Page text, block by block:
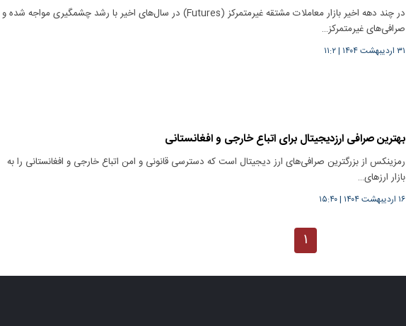
در چند دهه اخیر بازار معاملات مشتقه غیرمتمرکز (Futures) در سال‌های اخیر با رشد چشمگیری مواجه شده و
صرافی‌های غیرمتمرکز…
۳۱ اردیبهشت ۱۴۰۴ |۱۱:۲
بهترین صرافی ارز‌دیجیتال برای اتباع خارجی و افغانستانی
رمزینکس از بزرگترین صرافی‌های ارز دیجیتال است که دسترسی قانونی و امن اتباع خارجی و افغانستانی را به
بازار ارز‌های…
۱۶ اردیبهشت ۱۴۰۴ |۱۵:۴۰
۱